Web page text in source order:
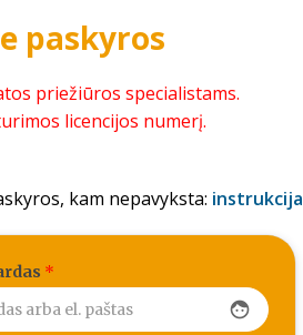
paskyros
priežiūros specialistams.
licencijos numerį.
kam nepavyksta: instrukcija
*
face